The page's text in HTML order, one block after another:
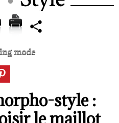
mode
style :
le maillot